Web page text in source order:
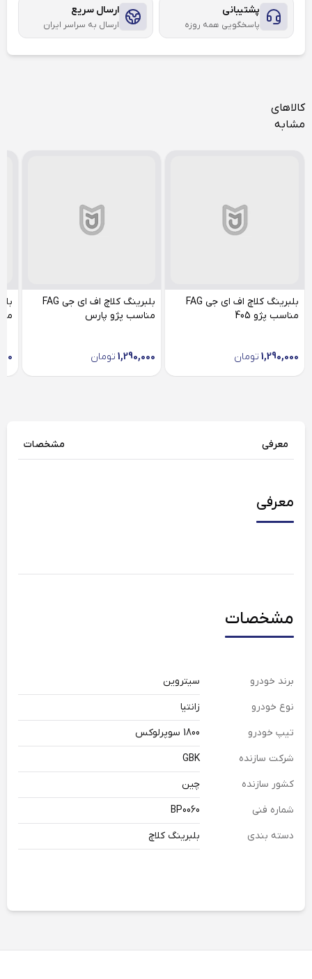
پشتیبانی
پاسخگویی همه روزه
ارسال سریع
ارسال به سراسر ایران
کالاهای
مشابه
بلبرینگ کلاچ اف ای جی FAG
مناسب پژو 405
1,290,000 تومان
بلبرینگ کلاچ اف ای جی FAG
مناسب پژو پارس
1,290,000 تومان
معرفی مشخصات
معرفی
مشخصات
برند خودرو
سیتروین
نوع خودرو
زانتیا
تیپ خودرو
1800 سوپرلوکس
شرکت سازنده
GBK
کشور سازنده
چین
شماره فنی
BP0060
دسته بندی
بلبرینگ کلاچ